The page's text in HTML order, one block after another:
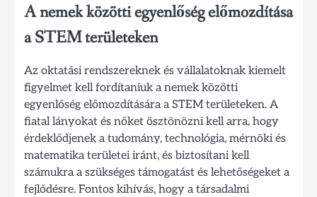
A nemek közötti egyenlőség előmozdítása
a STEM területeken
Az oktatási rendszereknek és vállalatoknak kiemelt
figyelmet kell fordítaniuk a nemek közötti
egyenlőség előmozdítására a STEM területeken. A
fiatal lányokat és nőket ösztönözni kell arra, hogy
érdeklődjenek a tudomány, technológia, mérnöki és
matematika területei iránt, és biztosítani kell
számukra a szükséges támogatást és lehetőségeket a
fejlődésre. Fontos kihívás, hogy a társadalmi